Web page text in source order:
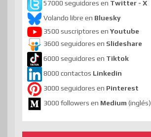
57000 seguidores en Twitter - X
Volando libre en Bluesky
3500 suscriptores en Youtube
3600 seguidores en Slideshare
6000 seguidores en Tiktok
8000 contactos Linkedin
3000 seguidores en Pinterest
3000 followers en Medium (inglés)